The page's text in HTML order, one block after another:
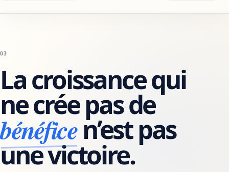
03
La croissance qui
ne crée pas de
bénéficen’est pas
une victoire.